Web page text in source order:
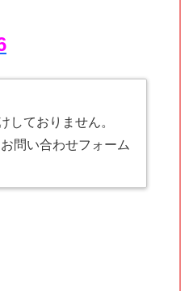
しておりません。
問い合わせフォーム